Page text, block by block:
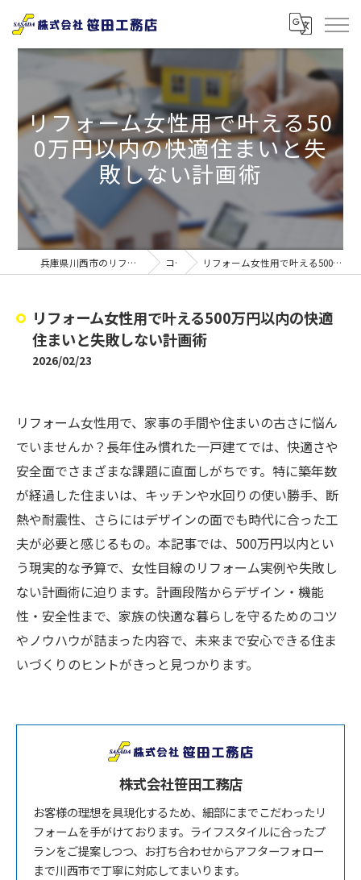
リフォーム女性用で叶える50
0万円以内の快適住まいと失
敗しない計画術
兵庫県川西市のリフォームなら株式会社笹田工務店 コラム リフォーム女性用で叶える500万円以内の快適住まいと失敗しない計画術
リフォーム女性用で叶える500万円以内の快適
住まいと失敗しない計画術
2026/02/23
リフォーム女性用で、家事の手間や住まいの古さに悩ん
でいませんか？長年住み慣れた一戸建てでは、快適さや
安全面でさまざまな課題に直面しがちです。特に築年数
が経過した住まいは、キッチンや水回りの使い勝手、断
熱や耐震性、さらにはデザインの面でも時代に合った工
夫が必要と感じるもの。本記事では、500万円以内とい
う現実的な予算で、女性目線のリフォーム実例や失敗し
ない計画術に迫ります。計画段階からデザイン・機能
性・安全性まで、家族の快適な暮らしを守るためのコツ
やノウハウが詰まった内容で、未来まで安心できる住ま
いづくりのヒントがきっと見つかります。
株式会社笹田工務店
お客様の理想を具現化するため、細部にまでこだわったリ
フォームを手がけております。ライフスタイルに合ったプ
ランをご提案しつつ、お打ち合わせからアフターフォロー
まで川西市で丁寧に対応してまいります。